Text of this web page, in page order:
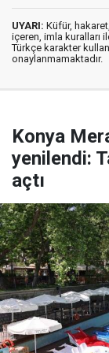
UYARI: Küfür,
içeren, imla kuralları
Türkçe karakter
onaylanmamaktadır.
Konya
yenilendi:
açtı